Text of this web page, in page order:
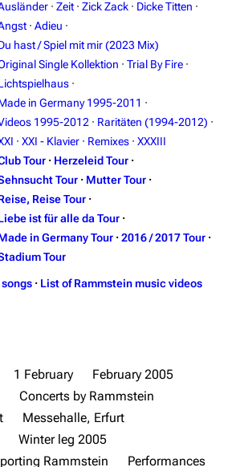
Song list
Merchandise
Lindemann
Information
Discography
Videography
Song list
Tour dates
Discography
Videography
Song list
· Zeit · Zick Zack · Dicke Titten ·
· Adieu ·
hast / Spiel mit mir (2023 Mix)
Single Kollektion · Trial By Fire ·
·
in Germany 1995-2011 ·
1995-2012 · Raritäten (1994-2012) ·
· XXI - Klavier · Remixes · XXXIII
Tour · Herzeleid Tour ·
Tour · Mutter Tour ·
Reise Tour ·
ist für alle da Tour ·
in Germany Tour · 2016 / 2017 Tour ·
Tour
· List of Rammstein music videos
1 February
February 2005
Concerts by Rammstein
Messehalle, Erfurt
Winter leg 2005
Rammstein
Performances